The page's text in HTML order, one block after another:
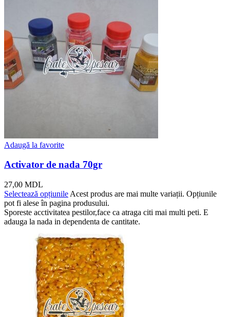
Adaugă la favorite
Activator de nada 70gr
27,00 MDL
Selectează opțiunile Acest produs are mai multe variații. Opțiunile
pot fi alese în pagina produsului.
Sporeste acctivitatea pestilor,face ca atraga citi mai multi peti. E
adauga la nada in dependenta de cantitate.